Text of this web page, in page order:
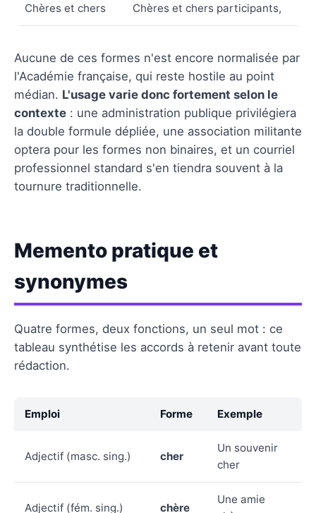
Chères et chers Chères et chers participants,
Aucune de ces formes n'est encore normalisée par
l'Académie française, qui reste hostile au point
médian. L'usage varie donc fortement selon le
contexte : une administration publique privilégiera
la double formule dépliée, une association militante
optera pour les formes non binaires, et un courriel
professionnel standard s'en tiendra souvent à la
tournure traditionnelle.
Memento pratique et
synonymes
Quatre formes, deux fonctions, un seul mot : ce
tableau synthétise les accords à retenir avant toute
rédaction.
Emploi Forme Exemple
Adjectif (masc. sing.) cher
Un souvenir
cher
Adjectif (fém. sing.) chère
Une amie